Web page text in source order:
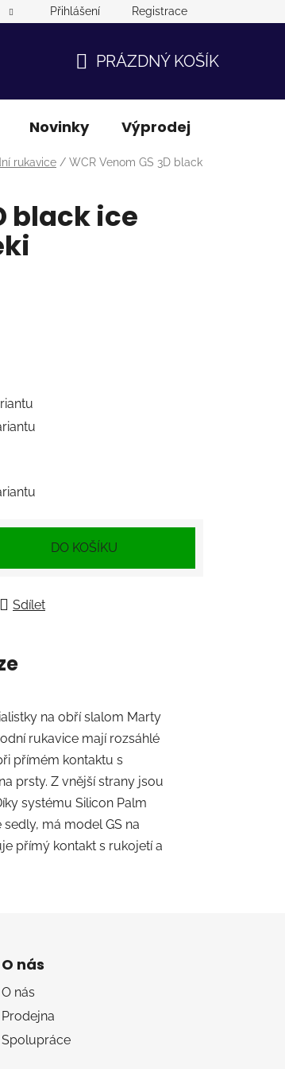
Přihlášení Registrace
KOŠÍK
PRÁZDNÝ KOŠÍK
Novinky Výprodej
rukavice / WCR Venom GS 3D black
black ice
DO KOŠÍKU
Sdílet
na obří slalom Marty
rukavice mají rozsáhlé
přímém kontaktu s
prsty. Z vnější strany jsou
systému Silicon Palm
má model GS na
přímý kontakt s rukojetí a
O nás
O nás
Prodejna
Spolupráce